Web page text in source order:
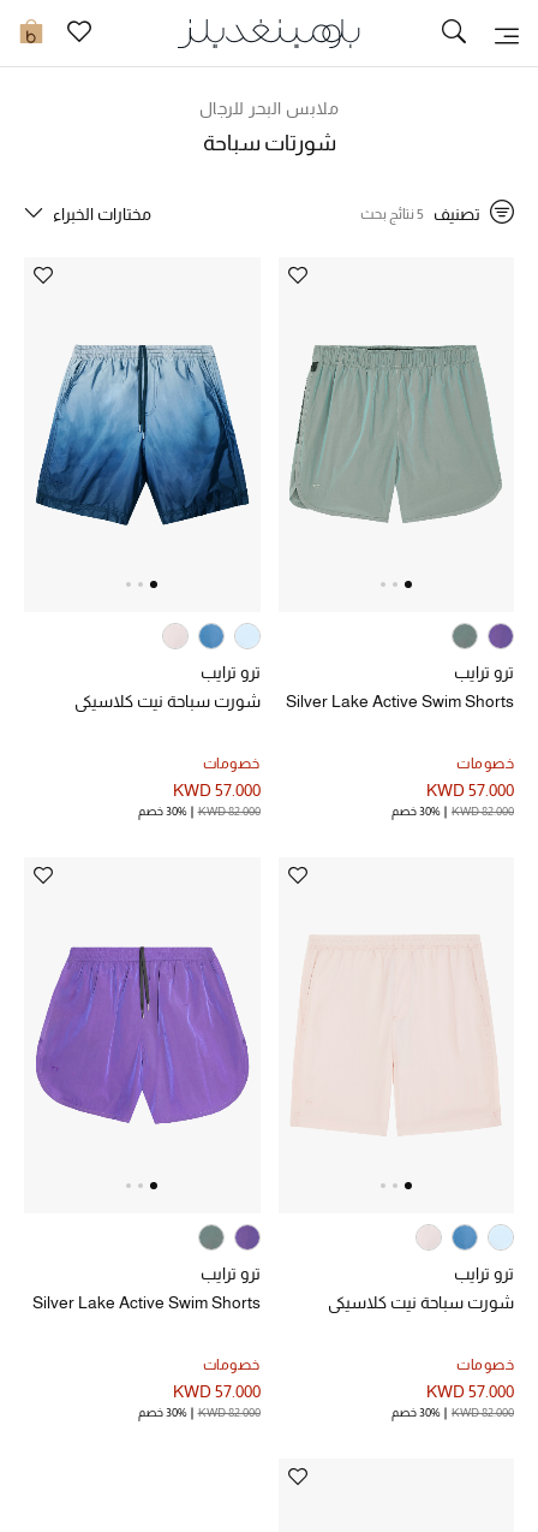
0 تخفيضات
مزيد من التخفيضات
الجمال
الأطفال
مستلزمات المنزل
تسوقوا الآن
ما وصلنا حديثاً
الحقائب النسائية
أحذية النسائية
مستلزمات المنزل
ملابس البحر للرجال
شورتات سباحة
تصنيف 5 نتائج بحث مختارات الخبراء
ترو ترايب
Silver Lake Active Swim Shorts
خصومات
KWD 57.000
KWD 82.000 30% خصم
ترو ترايب
شورت سباحة نيت كلاسيكي
خصومات
KWD 57.000
KWD 82.000 30% خصم
ترو ترايب
شورت سباحة نيت كلاسيكي
خصومات
KWD 57.000
KWD 82.000 30% خصم
ترو ترايب
Silver Lake Active Swim Shorts
خصومات
KWD 57.000
KWD 82.000 30% خصم